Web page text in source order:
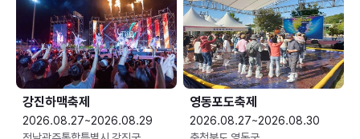
강진하맥축제
2026.08.27~2026.08.29
영동포도축제
2026.08.27~2026.08.30